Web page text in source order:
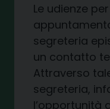
Le udienze
segreteria
un contatto
Attraverso
segreteria,
l’opportunità